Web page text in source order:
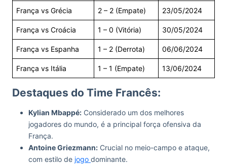
França vs Grécia 2 – 2 (Empate) 23/05/2024
França vs Croácia 1 – 0 (Vitória) 30/05/2024
França vs Espanha 1 – 2 (Derrota) 06/06/2024
França vs Itália 1 – 1 (Empate) 13/06/2024
Destaques do Time Francês:
Kylian Mbappé: Considerado um dos melhores
jogadores do mundo, é a principal força ofensiva da
França.
Antoine Griezmann: Crucial no meio-campo e ataque,
com estilo de jogo dominante.